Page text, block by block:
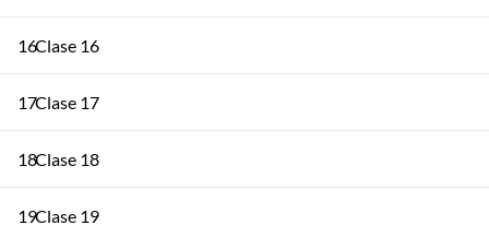
16Clase 16
17Clase 17
18Clase 18
19Clase 19